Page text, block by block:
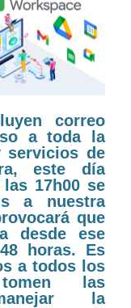
correo
a toda la
servicios de
este día
17h00 se
a nuestra
que
desde ese
horas. Es
a todos los
las
la